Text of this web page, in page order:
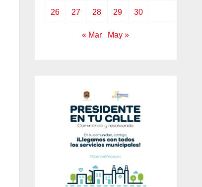
26 27 28 29 30
« Mar May »